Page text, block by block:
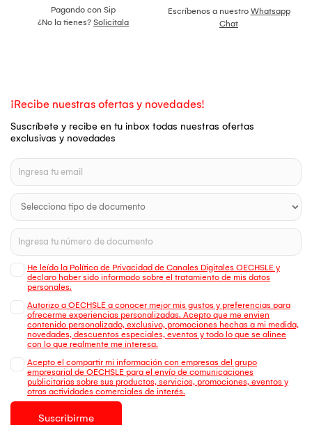
Pagando con Sip
¿No la tienes? Solicítala
Escríbenos a nuestro Whatsapp
Chat
¡Recibe nuestras ofertas y novedades!
Suscríbete y recibe en tu inbox todas nuestras ofertas
exclusivas y novedades
He leído la Política de Privacidad de Canales Digitales OECHSLE y
declaro haber sido informado sobre el tratamiento de mis datos
personales.
Autorizo a OECHSLE a conocer mejor mis gustos y preferencias para
ofrecerme experiencias personalizadas. Acepto que me envien
contenido personalizado, exclusivo, promociones hechas a mi medida,
novedades, descuentos especiales, eventos y todo lo que se alinee
con lo que realmente me interesa.
Acepto el compartir mi información con empresas del grupo
empresarial de OECHSLE para el envío de comunicaciones
publicitarias sobre sus productos, servicios, promociones, eventos y
otras actividades comerciales de interés.
Suscribirme